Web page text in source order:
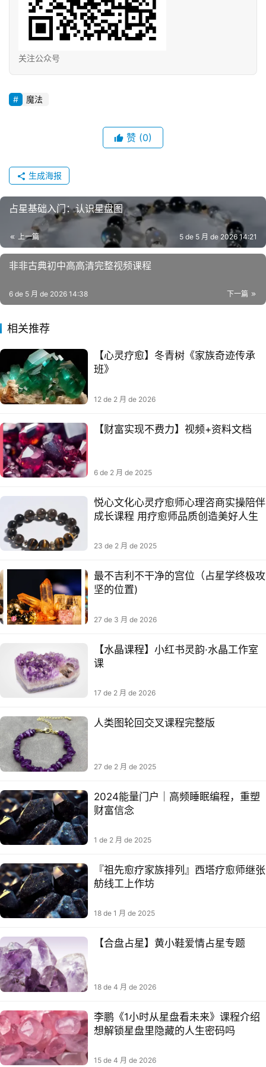
关注公众号
魔法
赞 (0)
生成海报
占星基础入门：认识星盘图
上一篇 5 de 5 月 de 2026 14:21
非非古典初中高高清完整视频课程
下一篇
6 de 5 月 de 2026 14:38
相关推荐
【心灵疗愈】冬青树《家族奇迹传承
班》
12 de 2 月 de 2026
【财富实现不费力】视频+资料文档
6 de 2 月 de 2025
悦心文化心灵疗愈师心理咨商实操陪伴
成长课程 用疗愈师品质创造美好人生
23 de 2 月 de 2025
最不吉利不干净的宫位（占星学终极攻
坚的位置)
27 de 3 月 de 2026
【水晶课程】小红书灵韵·水晶工作室
课
17 de 2 月 de 2026
人类图轮回交叉课程完整版
27 de 2 月 de 2025
2024能量门户｜高频睡眠编程，重塑
财富信念
1 de 2 月 de 2025
『祖先愈疗‬家族排列』西塔疗愈师继张‬
舫线工上‬作坊
18 de 1 月 de 2025
【合盘占星】黄小鞋爱情占星专题
18 de 4 月 de 2026
李鹏《1小时从星盘看未来》课程介绍
想解锁星盘里隐藏的人生密码吗
15 de 4 月 de 2026